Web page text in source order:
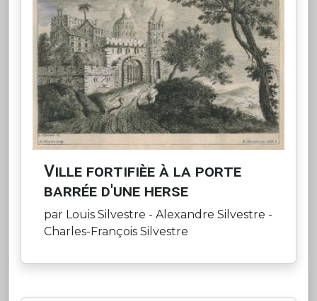
Ville fortifièe à la porte
barrée d'une herse
par Louis Silvestre - Alexandre Silvestre -
Charles-François Silvestre